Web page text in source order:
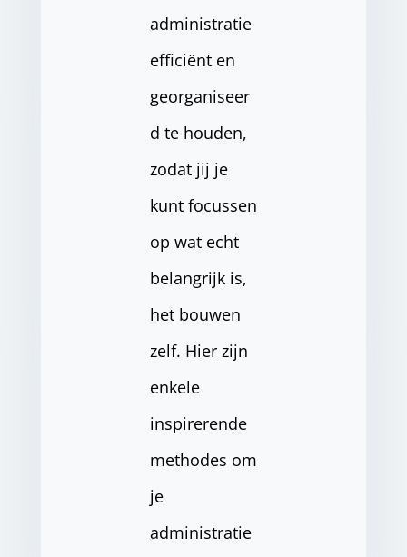
administratie
efficiënt en
georganiseer
d te houden,
zodat jij je
kunt focussen
op wat echt
belangrijk is,
het bouwen
zelf. Hier zijn
enkele
inspirerende
methodes om
je
administratie